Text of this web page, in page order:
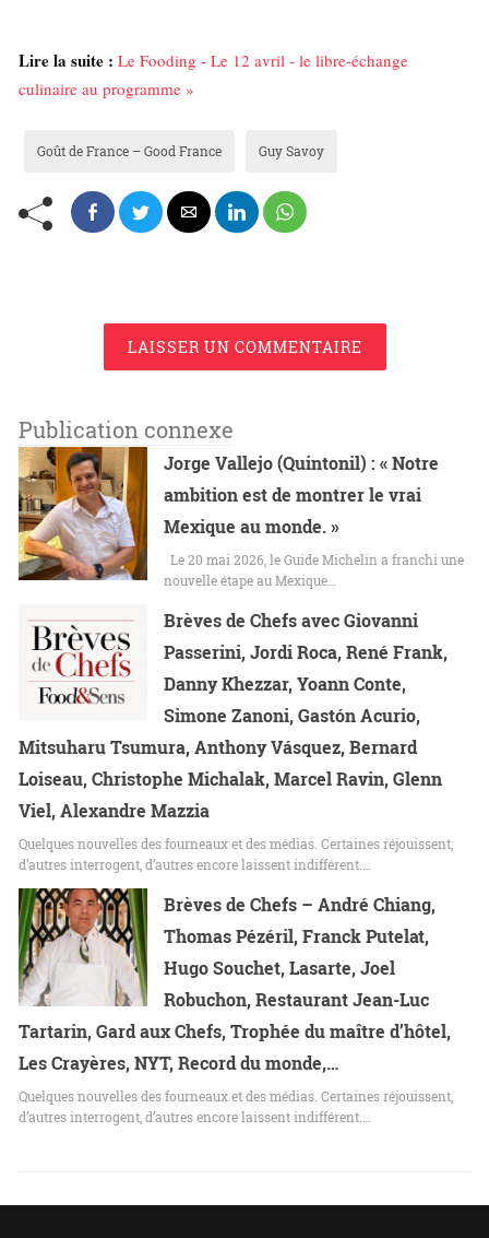
Lire la suite : Le Fooding - Le 12 avril - le libre-échange
culinaire au programme »
Goût de France – Good France Guy Savoy
LAISSER UN COMMENTAIRE
Publication connexe
Jorge Vallejo (Quintonil) : « Notre
ambition est de montrer le vrai
Mexique au monde. »
Le 20 mai 2026, le Guide Michelin a franchi une
nouvelle étape au Mexique…
Brèves de Chefs avec Giovanni
Passerini, Jordi Roca, René Frank,
Danny Khezzar, Yoann Conte,
Simone Zanoni, Gastón Acurio,
Mitsuharu Tsumura, Anthony Vásquez, Bernard
Loiseau, Christophe Michalak, Marcel Ravin, Glenn
Viel, Alexandre Mazzia
Quelques nouvelles des fourneaux et des médias. Certaines réjouissent,
d’autres interrogent, d’autres encore laissent indifférent.…
Brèves de Chefs – André Chiang,
Thomas Pézéril, Franck Putelat,
Hugo Souchet, Lasarte, Joel
Robuchon, Restaurant Jean-Luc
Tartarin, Gard aux Chefs, Trophée du maître d’hôtel,
Les Crayères, NYT, Record du monde,…
Quelques nouvelles des fourneaux et des médias. Certaines réjouissent,
d’autres interrogent, d’autres encore laissent indifférent.…